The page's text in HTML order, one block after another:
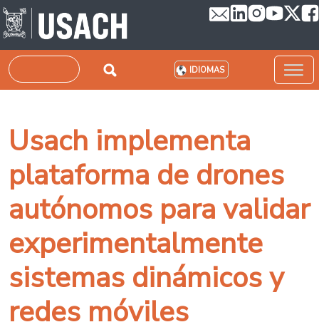
Pasar al contenido principal
Buscar IDIOMAS
Usach implementa
plataforma de drones
autónomos para validar
experimentalmente
sistemas dinámicos y
redes móviles